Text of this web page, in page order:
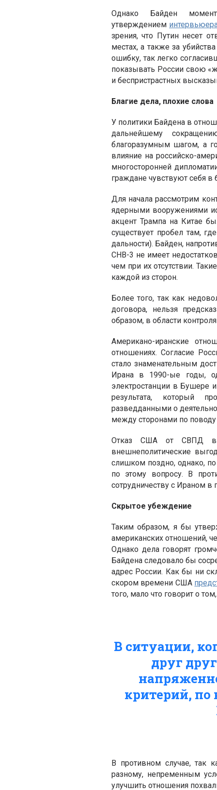
Однако Байден
утверждением
зрения, что Путин несет
местах, а также за
ошибку, так легко
показывать России свою
и беспристрастных
Благие дела, плохие слова
У политики Байдена в
дальнейшему
благоразумным шагом, а
влияние на российско-
многосторонней
граждане чувствуют себя в
Для начала рассмотрим
ядерными вооружениями
акцент Трампа на Китае
существует пробел там,
дальности). Байден,
СНВ-3 не имеет
чем при их отсутствии.
каждой из сторон.
Более того, так как
договора, нельзя
образом, в области
Американо-иранские
отношениях. Согласие
стало знаменательным
Ирана в 1990-ые годы,
электростанции в Бушере
результата, который
разведданными о
между сторонами по
Отказ США от СВПД в
внешнеполитические
слишком поздно, однако,
по этому вопросу. В
сотрудничеству с Ираном
Скрытое убеждение
Таким образом, я бы
американских отношений,
Однако дела говорят
Байдена следовало бы
адрес России. Как бы ни
скором времени США
того, мало что говорит о
В ситуации,
друг
критерий,
В противном случае, так
разному, непременным
улучшить отношения